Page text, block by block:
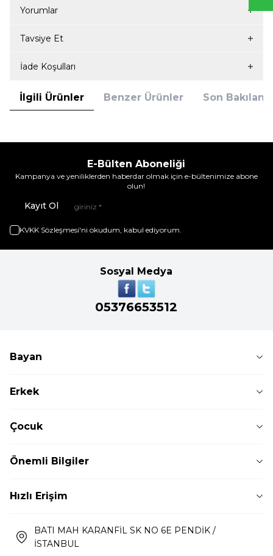
Yorumlar
Tavsiye Et
İade Koşulları
İlgili Ürünler Benzer Ürünler Son
E-Bülten Aboneliği
Kampanya ve yeniliklerden haberdar olmak için e-bültenimize abone
olun!
Kayıt Ol
KVKK Sözleşmesi'ni okudum, kabul ediyorum.
Sosyal Medya
05376653512
Bayan
Erkek
Çocuk
Önemli Bilgiler
Hızlı Erişim
BATI MAH KARANFİL SK NO 6E PENDİK /
İSTANBUL